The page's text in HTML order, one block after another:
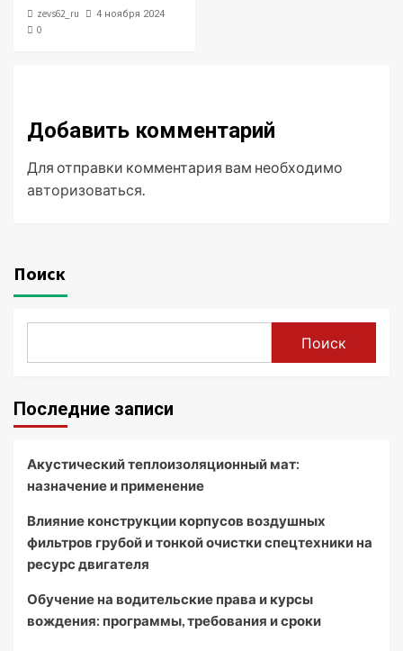
zevs62_ru 4 ноября 2024
0
Добавить комментарий
Для отправки комментария вам необходимо
авторизоваться.
Поиск
Поиск
Последние записи
Акустический теплоизоляционный мат:
назначение и применение
Влияние конструкции корпусов воздушных
фильтров грубой и тонкой очистки спецтехники на
ресурс двигателя
Обучение на водительские права и курсы
вождения: программы, требования и сроки